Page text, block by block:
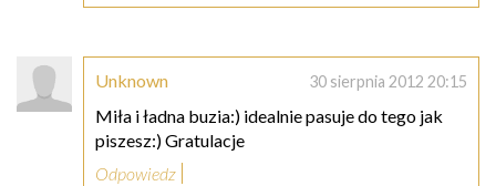
Unknown 30 sierpnia 2012 20:15
Miła i ładna buzia:) idealnie pasuje do tego jak
piszesz:) Gratulacje
Odpowiedz